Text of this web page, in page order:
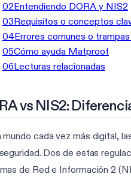
02Entendiendo DORA y NIS2
03Requisitos o conceptos
04Errores comunes o
05Cómo ayuda Matproof
06Lecturas relacionadas
vs NIS2:
mundo cada vez más digital,
Dos de estas
de Red e Información 2